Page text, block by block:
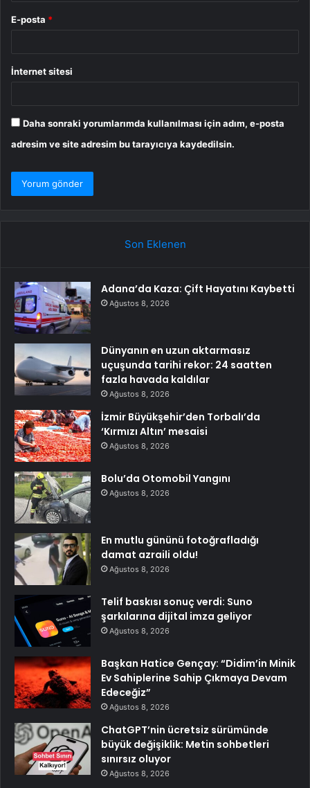
E-posta *
İnternet sitesi
Daha sonraki yorumlarımda kullanılması için adım, e-posta
adresim ve site adresim bu tarayıcıya kaydedilsin.
Son Eklenen
Adana’da Kaza: Çift Hayatını Kaybetti
Ağustos 8, 2026
Dünyanın en uzun aktarmasız
uçuşunda tarihi rekor: 24 saatten
fazla havada kaldılar
Ağustos 8, 2026
İzmir Büyükşehir’den Torbalı’da
‘Kırmızı Altın’ mesaisi
Ağustos 8, 2026
Bolu’da Otomobil Yangını
Ağustos 8, 2026
En mutlu gününü fotoğrafladığı
damat azraili oldu!
Ağustos 8, 2026
Telif baskısı sonuç verdi: Suno
şarkılarına dijital imza geliyor
Ağustos 8, 2026
Başkan Hatice Gençay: “Didim’in Minik
Ev Sahiplerine Sahip Çıkmaya Devam
Edeceğiz”
Ağustos 8, 2026
ChatGPT’nin ücretsiz sürümünde
büyük değişiklik: Metin sohbetleri
sınırsız oluyor
Ağustos 8, 2026